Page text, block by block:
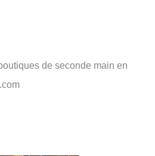
de seconde main en